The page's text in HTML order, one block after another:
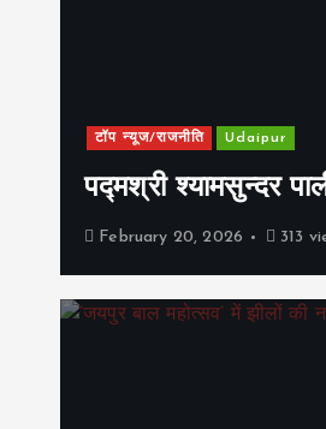
टॉप न्यूज/राजनीति Udaipur
पद्मश्री श्यामसुन्दर
February 20, 2026 313